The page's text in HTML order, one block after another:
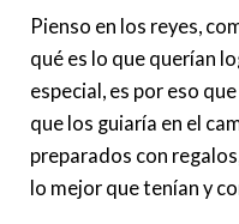
Pienso en los reyes,
qué es lo que querían
especial, es por eso
que los guiaría en el
preparados con
lo mejor que tenían y
puedes
encontrar
tu
luz